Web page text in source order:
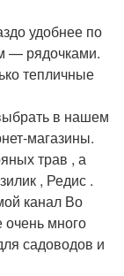
удобнее по
— рядочками.
тепличные
в нашем
магазины.
трав , а
, Редис .
канал Во
очень много
садоводов и